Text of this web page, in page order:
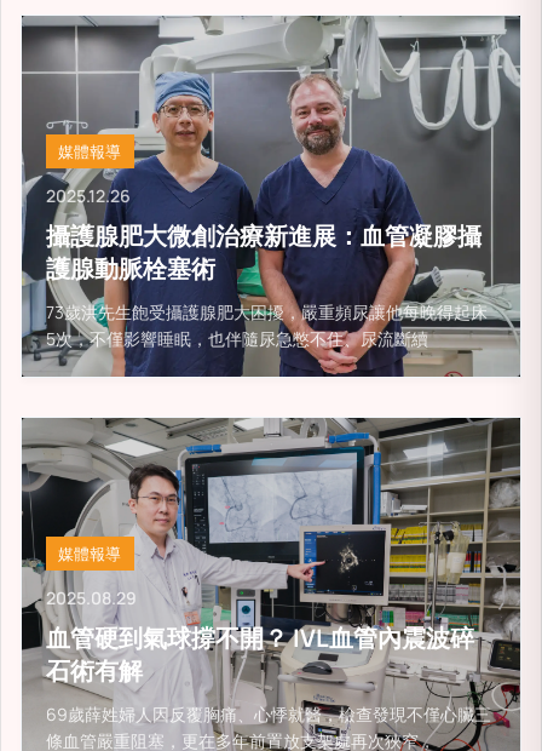
媒體報導
2025.12.26
攝護腺肥大微創治療新進展：血管凝膠攝
護腺動脈栓塞術
73歲洪先生飽受攝護腺肥大困擾，嚴重頻尿讓他每晚得起床
5次，不僅影響睡眠，也伴隨尿急憋不住、尿流斷續
媒體報導
2025.08.29
血管硬到氣球撐不開？ IVL血管內震波碎
石術有解
69歲薛姓婦人因反覆胸痛、心悸就醫，檢查發現不僅心臟三
條血管嚴重阻塞，更在多年前置放支架處再次狹窄，